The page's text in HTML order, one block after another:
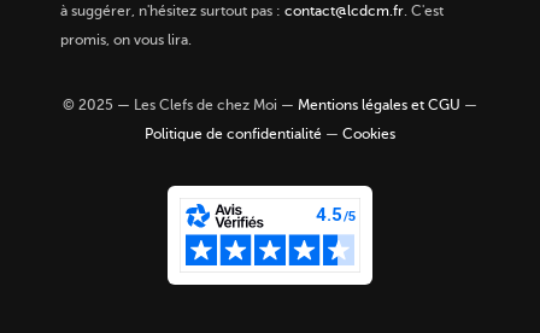
à suggérer, n'hésitez surtout pas : contact@lcdcm.fr. C'est
promis, on vous lira.
© 2025 — Les Clefs de chez Moi — Mentions légales et CGU —
Politique de confidentialité — Cookies